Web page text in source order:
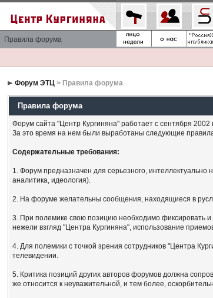
Правила форума
Форум ЭТЦ > Правила форума
Правила форума
Форум сайта "Центр Кургиняна" работает с сентября 2002
За это время на нем были выработаны следующие
Содержательные требования:
1. Форум предназначен для серьезного,
аналитика, идеология).
2. На форуме желательны сообщения, находящиеся в
3. При полемике свою позицию необходимо фиксировать и
нежели взгляд "Центра Кургиняна", использование
4. Для полемики с точкой зрения сотрудников "Центра
телевидении.
5. Критика позиций других авторов форумов должна
же относится к неуважительной, и тем более,